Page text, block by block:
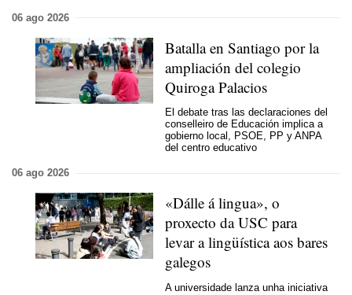
06 ago 2026
Batalla en Santiago por la
ampliación del colegio
Quiroga Palacios
El debate tras las declaraciones del
conselleiro de Educación implica a
gobierno local, PSOE, PP y ANPA
del centro educativo
06 ago 2026
«Dálle á lingua», o
proxecto da USC para
levar a lingüística aos bares
galegos
A universidade lanza unha iniciativa